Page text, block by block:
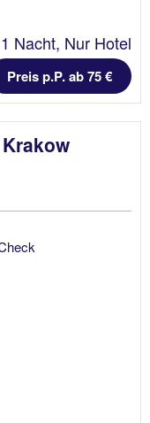
1 Nacht, Nur Hotel
Preis p.P. ab 75 €